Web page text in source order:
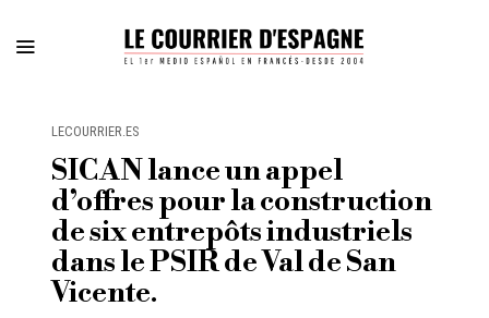
LECOURRIER.ES
SICAN lance un appel
d’offres pour la construction
de six entrepôts industriels
dans le PSIR de Val de San
Vicente.